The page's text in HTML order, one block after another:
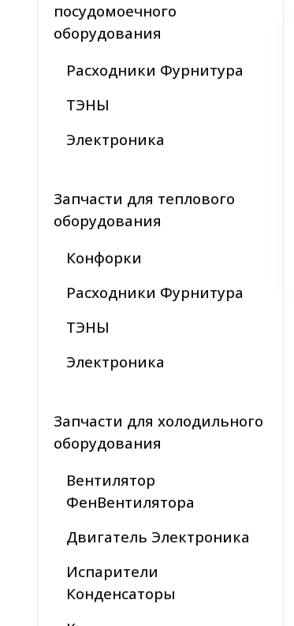
посудомоечного
оборудования
Расходники Фурнитура
ТЭНЫ
Электроника
Запчасти для теплового
оборудования
Конфорки
Расходники Фурнитура
ТЭНЫ
Электроника
Запчасти для холодильного
оборудования
Вентилятор
ФенВентилятора
Двигатель Электроника
Испарители
Конденсаторы